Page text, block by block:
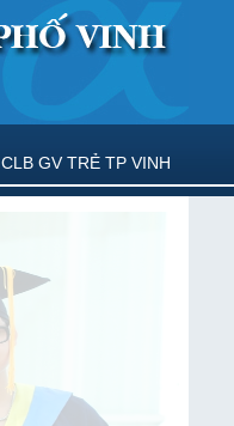
CLB GV TRẺ TP VINH